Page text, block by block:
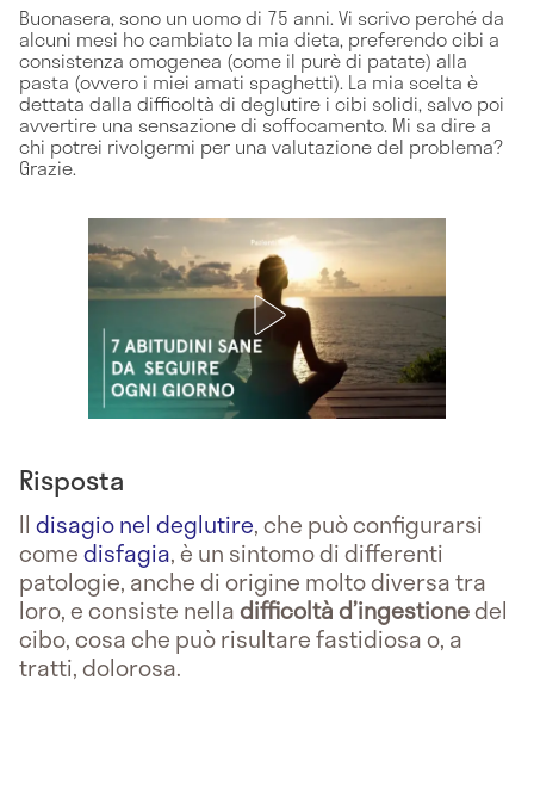
Buonasera, sono un uomo di 75 anni. Vi scrivo perché da
alcuni mesi ho cambiato la mia dieta, preferendo cibi a
consistenza omogenea (come il purè di patate) alla
pasta (ovvero i miei amati spaghetti). La mia scelta è
dettata dalla difficoltà di deglutire i cibi solidi, salvo poi
avvertire una sensazione di soffocamento. Mi sa dire a
chi potrei rivolgermi per una valutazione del problema?
Grazie.
Risposta
Il disagio nel deglutire, che può configurarsi
comedisfagia, è un sintomo di differenti
patologie, anche di origine molto diversa tra
loro, e consiste nelladifficoltà d’ingestionedel
cibo, cosa che può risultare fastidiosa o, a
tratti, dolorosa.